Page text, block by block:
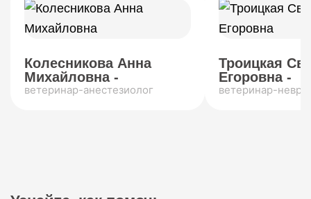
Колесникова Анна
Михайловна -
ветеринар-анестезиолог
Троицкая
Егоровна -
ветеринар-